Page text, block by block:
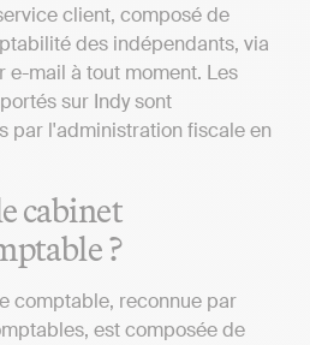
client, composé de
des indépendants, via
e-mail à tout moment. Les
sur Indy sont
par l'administration fiscale en
cabinet
?
comptable, reconnue par
est composée de